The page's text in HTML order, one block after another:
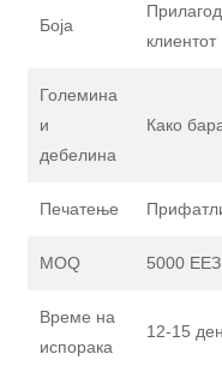
Боја
клиентот
Големина
и
дебелина
Како
Печатење
MOQ 5000 ЕЕЗ
Време на
испорака
12-15